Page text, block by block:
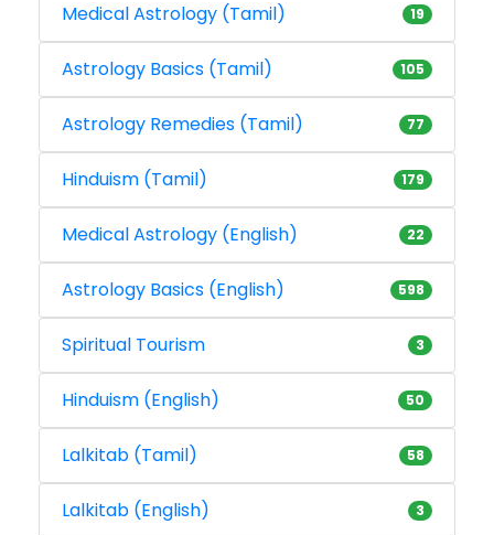
Medical Astrology (Tamil)
19
Astrology Basics (Tamil) 105
Astrology Remedies (Tamil) 77
Hinduism (Tamil) 179
Medical Astrology (English) 22
Astrology Basics (English) 598
Spiritual Tourism 3
Hinduism (English) 50
Lalkitab (Tamil) 58
Lalkitab (English) 3